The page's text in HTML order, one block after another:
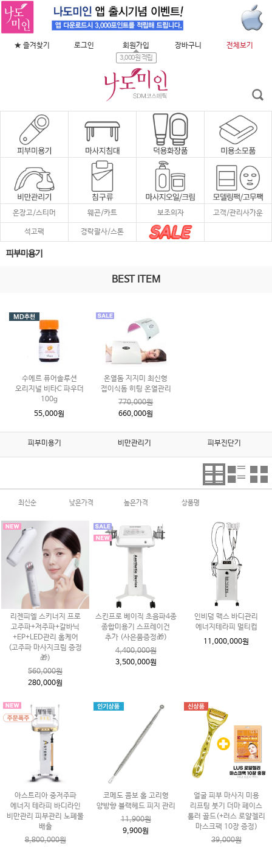
★ 즐겨찾기 로그인 회원가입
3,000원 적립
장바구니 전체보기
온장고/스티머 웨곤/카트 보조의자 고객/관리사가운
석고팩 경락괄사/스톤
피부미용기
BEST ITEM
수에르 퓨어솔루션
오리지널 비타C 파우더
100g
55,000원
온열돔 지지미 최신형
접이식돔 히팅 온열관리
770,000원
660,000원
피부미용기 비만관리기 피부진단기
최신순 낮은가격 높은가격 상품명
리젠피엘 스키너지 프로
고주파+저주파+갈바닉
+EP+LED관리 홈케어
(고주파 마사지크림 증정
🎁)
560,000원
280,000원
스킨프로 베이직 초음파4종
종합미용기 스프레이건
추가 (사은품증정🎁)
4,400,000원
3,500,000원
인비덤 맥스 바디관리
에너지테라피 멀티컵
11,000,000원
아스트리아 중저주파
에너지 테라피 바디라인
비만관리 피부관리 노폐물
배출
8,800,000원
코메도 콤보 홀 고리형
양방향 블랙헤드 피지 관리
11,900원
9,900원
얼굴 피부 마사지 미용
리프팅 붓기 더마 페이스
롤러 골드(+러스 로얄젤리
마스크팩 10장 증정)
39,000원